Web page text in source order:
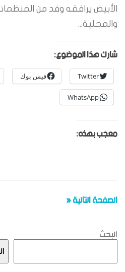
الأبيض يرافقه وفد من
والمحلية...
شارك هذا الموضوع:
Twitter فيس بوك
WhatsApp
معجب بهذه:
الصفحة التالية «
البحث